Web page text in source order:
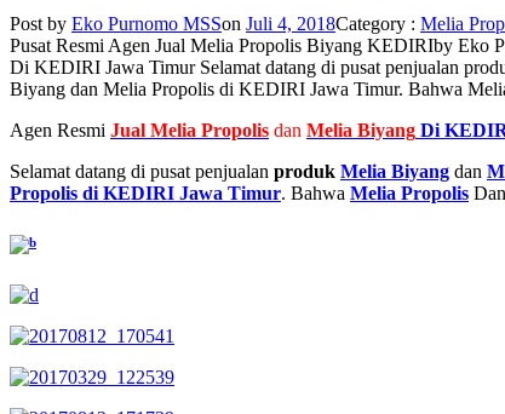
Post by Eko Purnomo MSSon Juli 4, 2018Category : Melia
Pusat Resmi Agen Jual Melia Propolis Biyang KEDIRIby Eko
Di KEDIRI Jawa Timur Selamat datang di pusat penjualan
Biyang dan Melia Propolis di KEDIRI Jawa Timur. Bahwa
Agen Resmi Jual Melia Propolis dan Melia Biyang Di
Selamat datang di pusat penjualan produk Melia Biyang dan
Propolis di KEDIRI Jawa Timur. Bahwa Melia Propolis Dan